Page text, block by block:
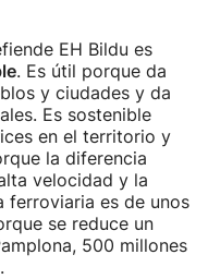
EH Bildu es
. Es útil porque da
y ciudades y da
Es sostenible
en el territorio y
la diferencia
velocidad y la
ferroviaria es de unos
se reduce un
500 millones